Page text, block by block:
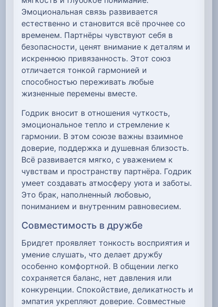
Эмоциональная связь развивается
естественно и становится всё прочнее со
временем. Партнёры чувствуют себя в
безопасности, ценят внимание к деталям и
искреннюю привязанность. Этот союз
отличается тонкой гармонией и
способностью переживать любые
жизненные перемены вместе.
Годрик вносит в отношения чуткость,
эмоциональное тепло и стремление к
гармонии. В этом союзе важны взаимное
доверие, поддержка и душевная близость.
Всё развивается мягко, с уважением к
чувствам и пространству партнёра. Годрик
умеет создавать атмосферу уюта и заботы.
Это брак, наполненный любовью,
пониманием и внутренним равновесием.
Совместимость в дружбе
Бридгет проявляет тонкость восприятия и
умение слушать, что делает дружбу
особенно комфортной. В общении легко
сохраняется баланс, нет давления или
конкуренции. Спокойствие, деликатность и
эмпатия укрепляют доверие. Совместные